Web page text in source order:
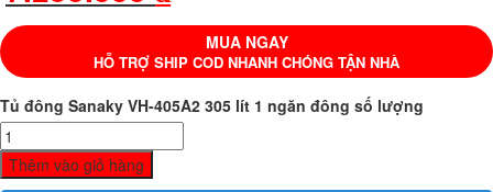
MUA NGAY
HỖ TRỢ SHIP COD NHANH CHÓNG TẬN NHÀ
Tủ đông Sanaky VH-405A2 305 lít 1 ngăn đông số lượng
Thêm vào giỏ hàng